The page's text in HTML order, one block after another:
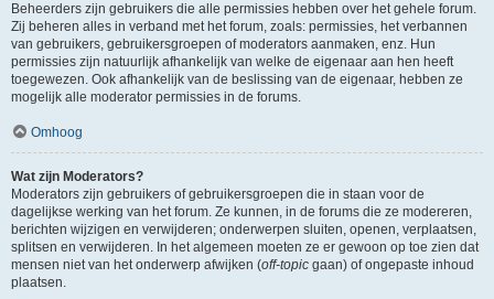
Beheerders zijn gebruikers die alle permissies hebben over het gehele forum.
Zij beheren alles in verband met het forum, zoals: permissies, het verbannen
van gebruikers, gebruikersgroepen of moderators aanmaken, enz. Hun
permissies zijn natuurlijk afhankelijk van welke de eigenaar aan hen heeft
toegewezen. Ook afhankelijk van de beslissing van de eigenaar, hebben ze
mogelijk alle moderator permissies in de forums.
Omhoog
Wat zijn Moderators?
Moderators zijn gebruikers of gebruikersgroepen die in staan voor de
dagelijkse werking van het forum. Ze kunnen, in de forums die ze modereren,
berichten wijzigen en verwijderen; onderwerpen sluiten, openen, verplaatsen,
splitsen en verwijderen. In het algemeen moeten ze er gewoon op toe zien dat
mensen niet van het onderwerp afwijken (off-topic gaan) of ongepaste inhoud
plaatsen.